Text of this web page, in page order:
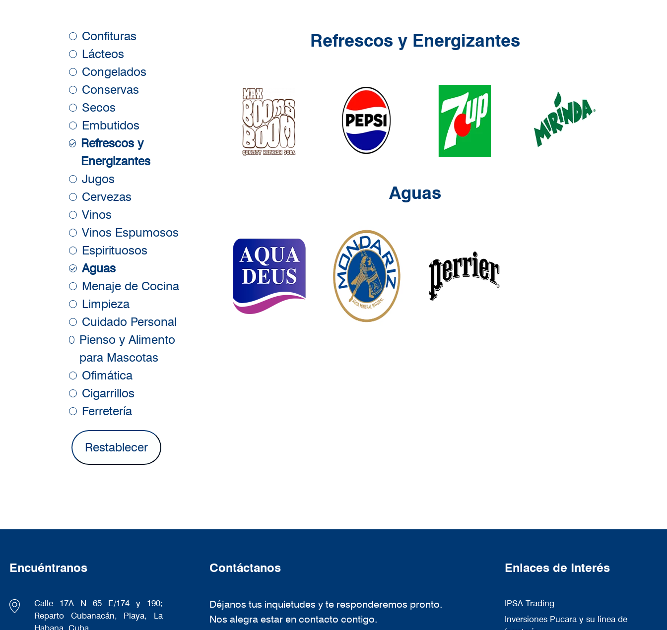
Confituras
Lácteos
Congelados
Conservas
Secos
Embutidos
Refrescos y
Energizantes
Jugos
Cervezas
Vinos
Vinos Espumosos
Espirituosos
Aguas
Menaje de Cocina
Limpieza
Cuidado Personal
Pienso y Alimento
para Mascotas
Ofimática
Cigarrillos
Ferretería
Refrescos y Energizantes
Aguas
Encuéntranos
Calle 17A N 65 E/174 y 190;
Reparto Cubanacán, Playa, La
Habana. Cuba
Contáctanos
Déjanos tus inquietudes y te responderemos pronto.
Nos alegra estar en contacto contigo.
Enlaces de Interés
IPSA Trading
Inversiones Pucara y su línea de